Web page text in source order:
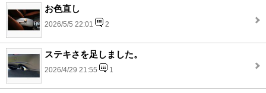
お色直し
2026/5/5 22:01 2
ステキさを足しました。
2026/4/29 21:55 1